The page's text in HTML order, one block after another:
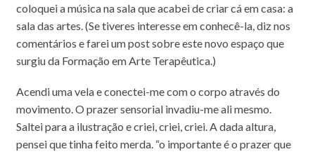
coloquei a música na sala que acabei de criar cá em casa: a
sala das artes. (Se tiveres interesse em conhecê-la, diz nos
comentários e farei um post sobre este novo espaço que
surgiu da Formação em Arte Terapêutica.)
Acendi uma vela e conectei-me com o corpo através do
movimento. O prazer sensorial invadiu-me ali mesmo.
Saltei para a ilustração e criei, criei, criei. A dada altura,
pensei que tinha feito merda. “o importante é o prazer que